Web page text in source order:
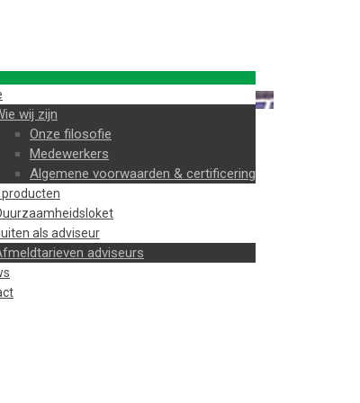
wij zijn
Onze filosofie
Medewerkers
Algemene voorwaarden & certificering
als adviseur
adviseurs